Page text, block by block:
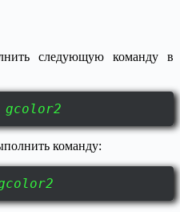
следующую команду в
команду: